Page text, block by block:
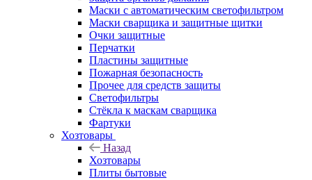
Маски с автоматическим светофильтром
Маски сварщика и защитные щитки
Очки защитные
Перчатки
Пластины защитные
Пожарная безопасность
Прочее для средств защиты
Светофильтры
Стёкла к маскам сварщика
Фартуки
Хозтовары
Назад
Хозтовары
Плиты бытовые